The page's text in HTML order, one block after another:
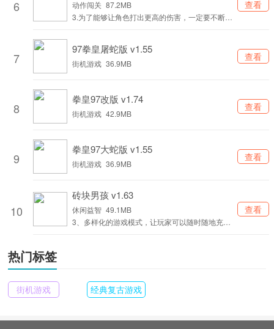
6 动作闯关 87.2MB
3.为了能够让角色打出更高的伤害，一定要不断的
查看
7
97拳皇屠蛇版 v1.55
街机游戏 36.9MB
查看
8
拳皇97改版 v1.74
街机游戏 42.9MB
查看
9
拳皇97大蛇版 v1.55
街机游戏 36.9MB
查看
10
砖块男孩 v1.63
休闲益智 49.1MB
3、多样化的游戏模式，让玩家可以随时随地充实
查看
热门标签
街机游戏 经典复古游戏